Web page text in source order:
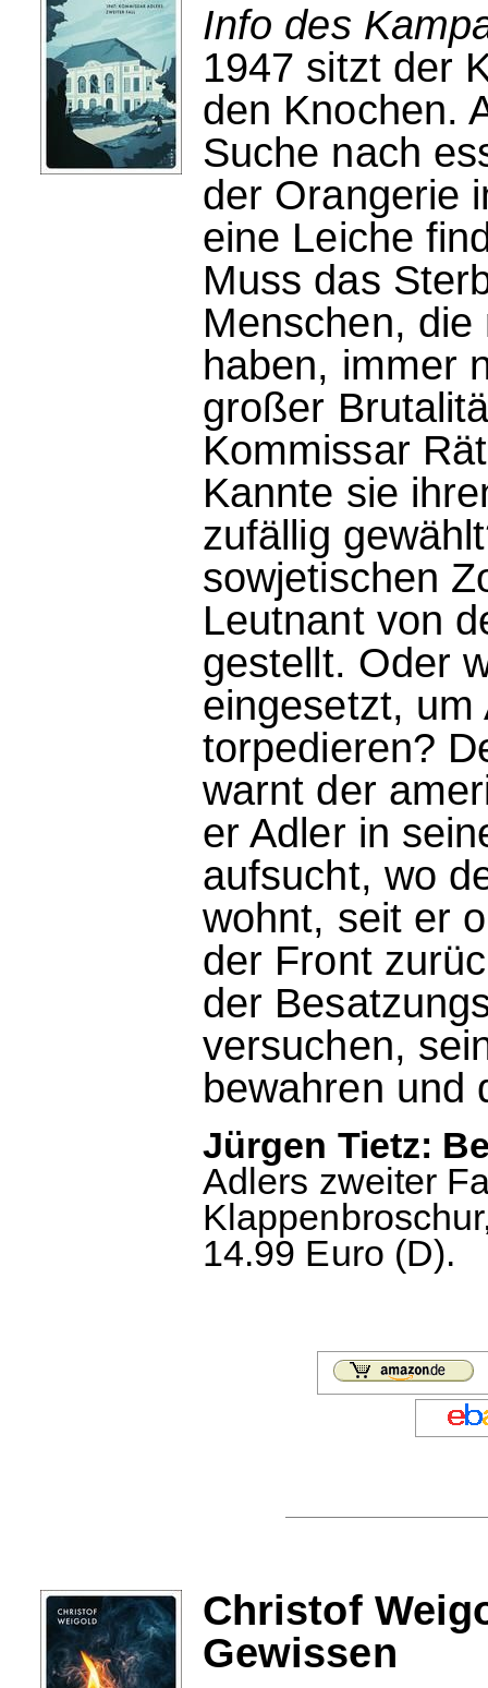
Info des
1947 sitzt der
den Knochen.
Suche nach
der Orangerie
eine Leiche
Muss das
Menschen,
haben, immer
großer
Kommissar
Kannte sie
zufällig
sowjetischen
Leutnant von
gestellt. Oder
eingesetzt,
torpedieren?
warnt der
er Adler in
aufsucht, wo
wohnt, seit er
der Front
der
versuchen,
bewahren und
Jürgen Tietz:
Adlers zweiter
14.99 Euro (D).
Christof
Gewissen